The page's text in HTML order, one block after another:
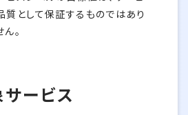
質として保証するものではあり
ん。
ービス